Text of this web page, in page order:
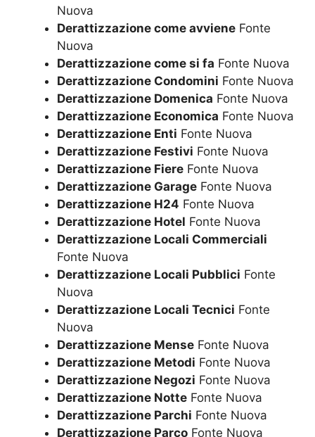
Nuova
Derattizzazione come avviene Fonte
Nuova
Derattizzazione come si fa Fonte Nuova
Derattizzazione Condomini Fonte Nuova
Derattizzazione Domenica Fonte Nuova
Derattizzazione Economica Fonte Nuova
Derattizzazione Enti Fonte Nuova
Derattizzazione Festivi Fonte Nuova
Derattizzazione Fiere Fonte Nuova
Derattizzazione Garage Fonte Nuova
Derattizzazione H24 Fonte Nuova
Derattizzazione Hotel Fonte Nuova
Derattizzazione Locali Commerciali
Fonte Nuova
Derattizzazione Locali Pubblici Fonte
Nuova
Derattizzazione Locali Tecnici Fonte
Nuova
Derattizzazione Mense Fonte Nuova
Derattizzazione Metodi Fonte Nuova
Derattizzazione Negozi Fonte Nuova
Derattizzazione Notte Fonte Nuova
Derattizzazione Parchi Fonte Nuova
Derattizzazione Parco Fonte Nuova